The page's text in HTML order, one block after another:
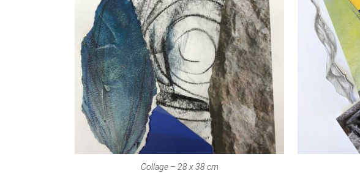
Collage – 28 x 38 cm